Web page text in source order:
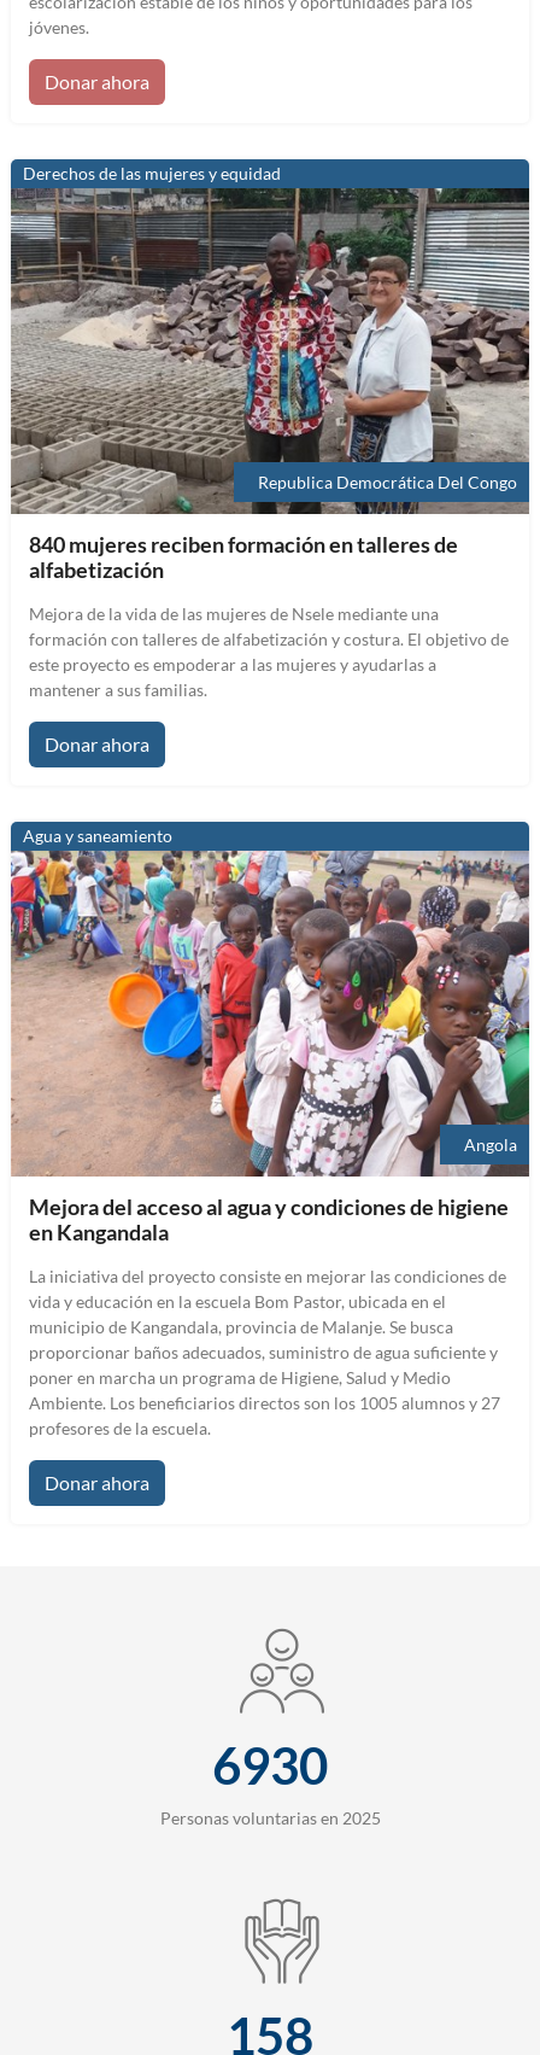
jóvenes.
Donar ahora
Derechos de las mujeres y equidad
Republica Democrática Del Congo
840 mujeres reciben formación en talleres de
alfabetización
Mejora de la vida de las mujeres de Nsele mediante una
formación con talleres de alfabetización y costura. El objetivo de
este proyecto es empoderar a las mujeres y ayudarlas a
mantener a sus familias.
Donar ahora
Agua y saneamiento
Angola
Mejora del acceso al agua y condiciones de higiene
en Kangandala
La iniciativa del proyecto consiste en mejorar las condiciones de
vida y educación en la escuela Bom Pastor, ubicada en el
municipio de Kangandala, provincia de Malanje. Se busca
proporcionar baños adecuados, suministro de agua suficiente y
poner en marcha un programa de Higiene, Salud y Medio
Ambiente. Los beneficiarios directos son los 1005 alumnos y 27
profesores de la escuela.
Donar ahora
6930
Personas voluntarias en 2025
158